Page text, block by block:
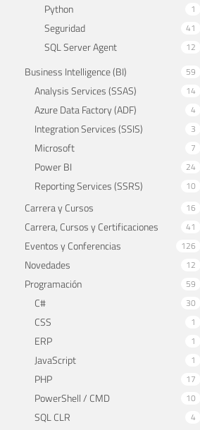
Python 1
Seguridad 41
SQL Server Agent 12
Business Intelligence (BI) 59
Analysis Services (SSAS) 14
Azure Data Factory (ADF) 4
Integration Services (SSIS) 3
Microsoft 7
Power BI 24
Reporting Services (SSRS) 10
Carrera y Cursos 16
Carrera, Cursos y Certificaciones 41
Eventos y Conferencias 126
Novedades 12
Programación 59
C# 30
CSS 1
ERP 1
JavaScript 1
PHP 17
PowerShell / CMD 10
SQL CLR 4